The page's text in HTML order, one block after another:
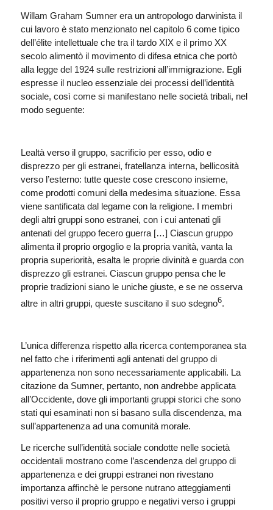
Willam Graham Sumner era un antropologo darwinista il
cui lavoro è stato menzionato nel capitolo 6 come tipico
dell’élite intellettuale che tra il tardo XIX e il primo XX
secolo alimentò il movimento di difesa etnica che portò
alla legge del 1924 sulle restrizioni all’immigrazione. Egli
espresse il nucleo essenziale dei processi dell’identità
sociale, così come si manifestano nelle società tribali, nel
modo seguente:
Lealtà verso il gruppo, sacrificio per esso, odio e
disprezzo per gli estranei, fratellanza interna, bellicosità
verso l’esterno: tutte queste cose crescono insieme,
come prodotti comuni della medesima situazione. Essa
viene santificata dal legame con la religione. I membri
degli altri gruppi sono estranei, con i cui antenati gli
antenati del gruppo fecero guerra […] Ciascun gruppo
alimenta il proprio orgoglio e la propria vanità, vanta la
propria superiorità, esalta le proprie divinità e guarda con
disprezzo gli estranei. Ciascun gruppo pensa che le
proprie tradizioni siano le uniche giuste, e se ne osserva
altre in altri gruppi, queste suscitano il suo sdegno6.
L’unica differenza rispetto alla ricerca contemporanea sta
nel fatto che i riferimenti agli antenati del gruppo di
appartenenza non sono necessariamente applicabili. La
citazione da Sumner, pertanto, non andrebbe applicata
all’Occidente, dove gli importanti gruppi storici che sono
stati qui esaminati non si basano sulla discendenza, ma
sull’appartenenza ad una comunità morale.
Le ricerche sull’identità sociale condotte nelle società
occidentali mostrano come l’ascendenza del gruppo di
appartenenza e dei gruppi estranei non rivestano
importanza affinchè le persone nutrano atteggiamenti
positivi verso il proprio gruppo e negativi verso i gruppi